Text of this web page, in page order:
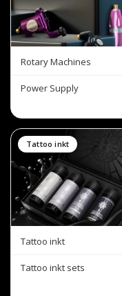
Rotary Machines
Power Supply
Tattoo inkt
Tattoo inkt
Tattoo inkt sets